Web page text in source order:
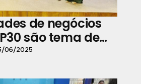
de negócios
são tema de
nacional
06/2025